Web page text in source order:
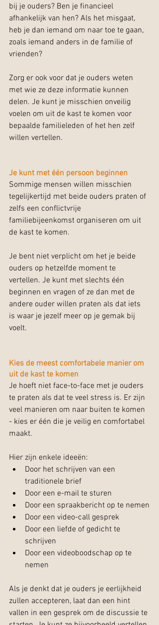
bij je ouders? Ben je financieel
afhankelijk van hen? Als het misgaat,
heb je dan iemand om naar toe te gaan,
zoals iemand anders in de familie of
vrienden?
Zorg er ook voor dat je ouders weten
met wie ze deze informatie kunnen
delen. Je kunt je misschien onveilig
voelen om uit de kast te komen voor
bepaalde familieleden of het hen zelf
willen vertellen.
Je kunt met één persoon beginnen
Sommige mensen willen misschien
tegelijkertijd met beide ouders praten of
zelfs een conflictvrije
familiebijeenkomst organiseren om uit
de kast te komen.
Je bent niet verplicht om het je beide
ouders op hetzelfde moment te
vertellen. Je kunt met slechts één
beginnen en vragen of ze dan met de
andere ouder willen praten als dat iets
is waar je jezelf meer op je gemak bij
voelt.
Kies de meest comfortabele manier om
uit de kast te komen
Je hoeft niet face-to-face met je ouders
te praten als dat te veel stress is. Er zijn
veel manieren om naar buiten te komen
- kies er één die je veilig en comfortabel
maakt.
Hier zijn enkele ideeën:
Door het schrijven van een
traditionele brief
Door een e-mail te sturen
Door een spraakbericht op te nemen
Door een video-call gesprek
Door een liefde of gedicht te
schrijven
Door een videoboodschap op te
nemen
Als je denkt dat je ouders je eerlijkheid
zullen accepteren, laat dan een hint
vallen in een gesprek om de discussie te